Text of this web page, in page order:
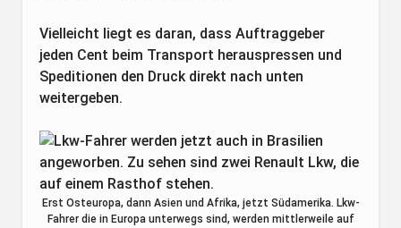
Vielleicht liegt es daran, dass Auftraggeber
jeden Cent beim Transport herauspressen und
Speditionen den Druck direkt nach unten
weitergeben.
Erst Osteuropa, dann Asien und Afrika, jetzt Südamerika. Lkw-
Fahrer die in Europa unterwegs sind, werden mittlerweile auf